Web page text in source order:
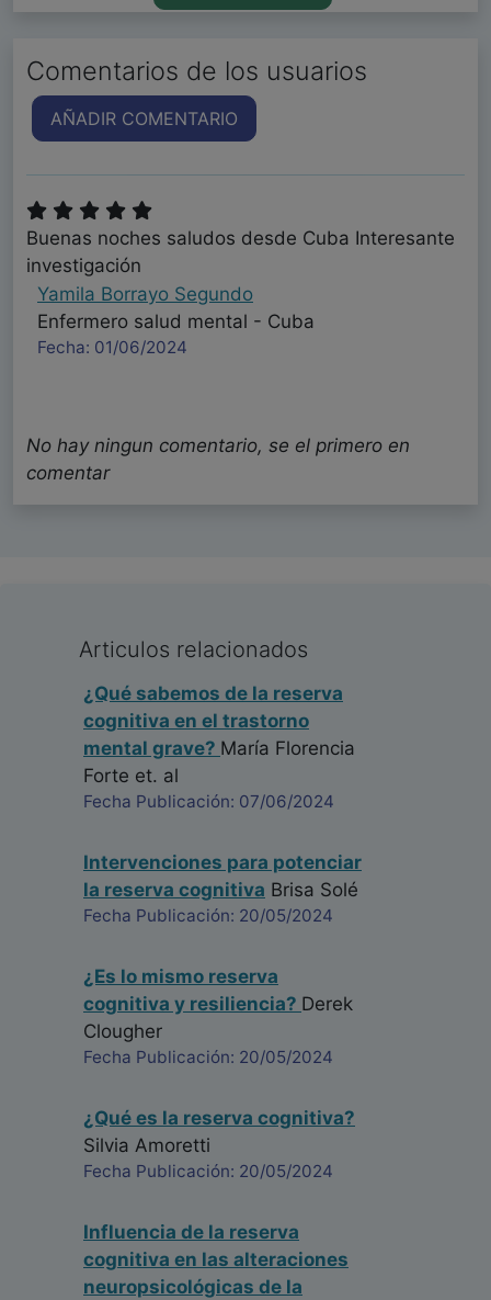
Comentarios de los usuarios
AÑADIR COMENTARIO
Buenas noches saludos desde Cuba Interesante
investigación
Yamila Borrayo Segundo
Enfermero salud mental - Cuba
Fecha: 01/06/2024
No hay ningun comentario, se el primero en
comentar
Articulos relacionados
¿Qué sabemos de la reserva
cognitiva en el trastorno
mental grave? María Florencia
Forte et. al
Fecha Publicación: 07/06/2024
Intervenciones para potenciar
la reserva cognitiva Brisa Solé
Fecha Publicación: 20/05/2024
¿Es lo mismo reserva
cognitiva y resiliencia? Derek
Clougher
Fecha Publicación: 20/05/2024
¿Qué es la reserva cognitiva?
Silvia Amoretti
Fecha Publicación: 20/05/2024
Influencia de la reserva
cognitiva en las alteraciones
neuropsicológicas de la